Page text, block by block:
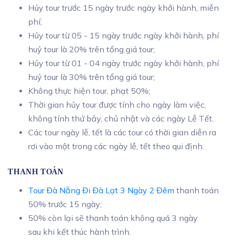
Hủy tour trước 15 ngày trước ngày khởi hành, miễn
phí;
Hủy tour từ 05 - 15 ngày trước ngày khởi hành, phí
huỷ tour là 20% trên tổng giá tour;
Hủy tour từ 01 - 04 ngày trước ngày khởi hành, phí
huỷ tour là 30% trên tổng giá tour;
Không thực hiện tour, phạt 50%;
Thời gian hủy tour được tính cho ngày làm việc,
không tính thứ bảy, chủ nhật và các ngày Lễ Tết.
Các tour ngày lễ, tết là các tour có thời gian diễn ra
rơi vào một trong các ngày lễ, tết theo qui định.
THANH TOÁN
Tour Đà Nẵng Đi Đà Lạt 3 Ngày 2 Đêm thanh toán
50% trước 15 ngày;
50% còn lại sẽ thanh toán không quá 3 ngày
sau khi kết thúc hành trình.